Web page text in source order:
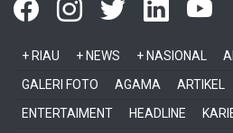
+ RIAU + NEWS + NASIONAL
GALERI FOTO
AGAMA ARTIKEL
ENTERTAIMENT
HEADLINE